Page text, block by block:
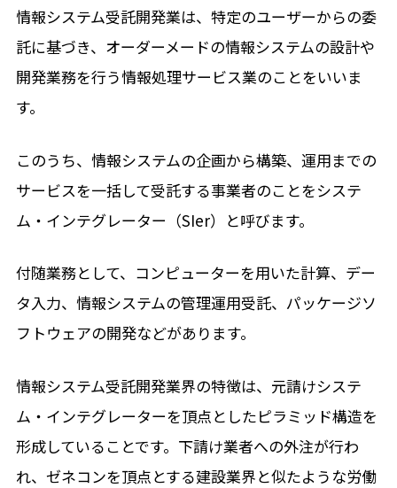
情報システム受託開発業は、特定のユーザーからの委
託に基づき、オーダーメードの情報システムの設計や
開発業務を行う情報処理サービス業のことをいいま
す。
このうち、情報システムの企画から構築、運用までの
サービスを一括して受託する事業者のことをシステ
ム・インテグレーター（SIer）と呼びます。
付随業務として、コンピューターを用いた計算、デー
タ入力、情報システムの管理運用受託、パッケージソ
フトウェアの開発などがあります。
情報システム受託開発業界の特徴は、元請けシステ
ム・インテグレーターを頂点としたピラミッド構造を
形成していることです。下請け業者への外注が行わ
れ、ゼネコンを頂点とする建設業界と似たような労働